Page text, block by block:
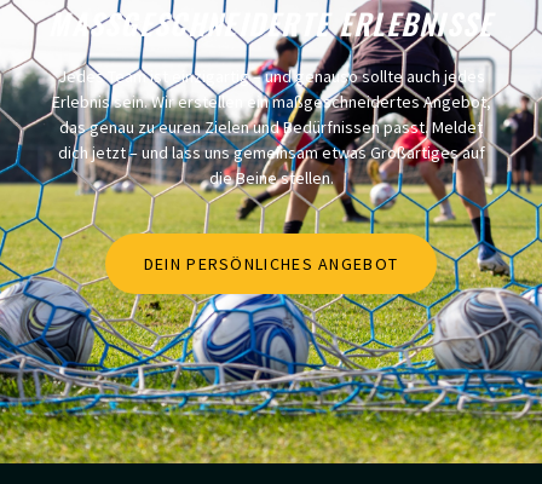
MASSGESCHNEIDERTE ERLEBNISSE
Jedes Team ist einzigartig – und genauso sollte auch jedes
Erlebnis sein. Wir erstellen ein maßgeschneidertes Angebot,
das genau zu euren Zielen und Bedürfnissen passt. Meldet
dich jetzt – und lass uns gemeinsam etwas Großartiges auf
die Beine stellen.
DEIN PERSÖNLICHES ANGEBOT